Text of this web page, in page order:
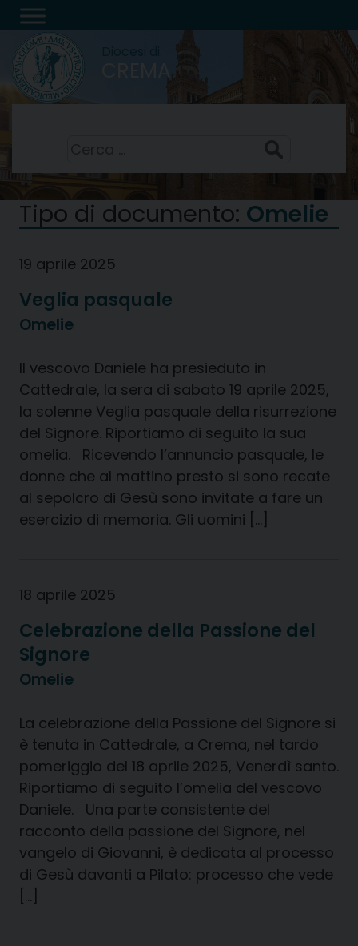
Skip
to
content
CREMA
Tipo di documento: Omelie
19 aprile 2025
Veglia pasquale
Omelie
Il vescovo Daniele ha presieduto in
Cattedrale, la sera di sabato 19 aprile 2025,
la solenne Veglia pasquale della risurrezione
del Signore. Riportiamo di seguito la sua
omelia. Ricevendo l’annuncio pasquale, le
donne che al mattino presto si sono recate
al sepolcro di Gesù sono invitate a fare un
esercizio di memoria. Gli uomini […]
18 aprile 2025
Celebrazione della Passione del
Signore
Omelie
La celebrazione della Passione del Signore si
è tenuta in Cattedrale, a Crema, nel tardo
pomeriggio del 18 aprile 2025, Venerdì santo.
Riportiamo di seguito l’omelia del vescovo
Daniele. Una parte consistente del
racconto della passione del Signore, nel
vangelo di Giovanni, è dedicata al processo
di Gesù davanti a Pilato: processo che vede
[…]